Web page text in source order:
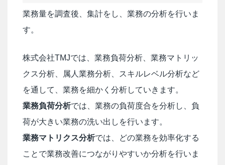
業務量を調査後、集計をし、業務の分析を行いま
す。
株式会社TMJでは、業務負荷分析、業務マトリッ
クス分析、属人業務分析、スキルレベル分析など
を通して、業務を細かく分析していきます。
業務負荷分析では、業務の負荷度合を分析し、負
荷が大きい業務の洗い出しを行います。
業務マトリクス分析では、どの業務を効率化する
ことで業務改善につながりやすいか分析を行いま